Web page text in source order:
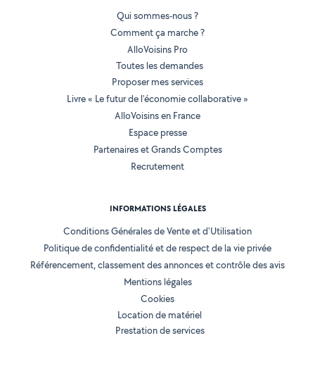
Qui sommes-nous ?
Comment ça marche ?
AlloVoisins Pro
Toutes les demandes
Proposer mes services
Livre « Le futur de l'économie collaborative »
AlloVoisins en France
Espace presse
Partenaires et Grands Comptes
Recrutement
INFORMATIONS LÉGALES
Conditions Générales de Vente et d'Utilisation
Politique de confidentialité et de respect de la vie privée
Référencement, classement des annonces et contrôle des avis
Mentions légales
Cookies
Location de matériel
Prestation de services